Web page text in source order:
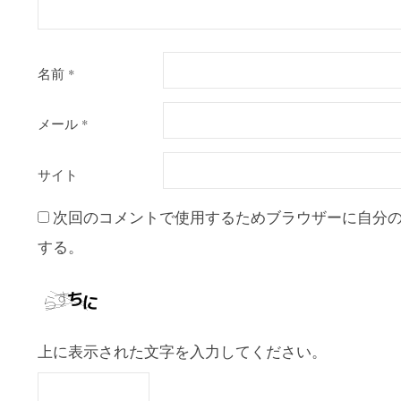
名前 *
メール *
サイト
次回のコメントで使用するためブラウザーに自分
する。
上に表示された文字を入力してください。